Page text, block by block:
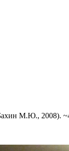
М.Ю., 2008).